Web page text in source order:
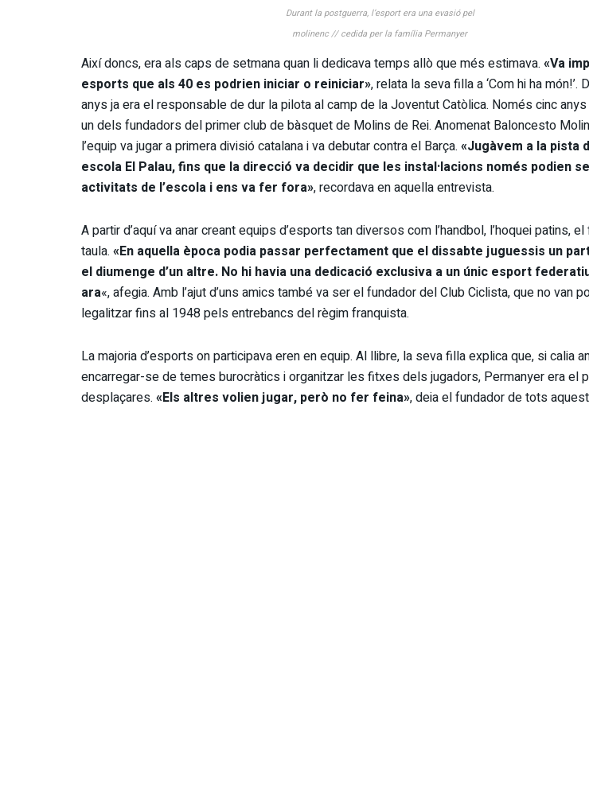
Durant la postguerra, l’esport era una evasió pel
molinenc // cedida per la família Permanyer
Així doncs, era als caps de setmana quan li dedicava temps allò que més estimava. «Va
esports que als 40 es podrien iniciar o reiniciar», relata la seva filla a ‘Com hi ha món!’.
anys ja era el responsable de dur la pilota al camp de la Joventut Catòlica. Només cinc
un dels fundadors del primer club de bàsquet de Molins de Rei. Anomenat Baloncesto
l’equip va jugar a primera divisió catalana i va debutar contra el Barça. «Jugàvem a la pista
escola El Palau, fins que la direcció va decidir que les instal·lacions només podien
activitats de l’escola i ens va fer fora», recordava en aquella entrevista.
A partir d’aquí va anar creant equips d’esports tan diversos com l’handbol, l’hoquei patins,
taula. «En aquella època podia passar perfectament que el dissabte juguessis un
el diumenge d’un altre. No hi havia una dedicació exclusiva a un únic esport
ara«, afegia. Amb l’ajut d’uns amics també va ser el fundador del Club Ciclista, que no van
legalitzar fins al 1948 pels entrebancs del règim franquista.
La majoria d’esports on participava eren en equip. Al llibre, la seva filla explica que, si calia
encarregar-se de temes burocràtics i organitzar les fitxes dels jugadors, Permanyer era el
desplaçares. «Els altres volien jugar, però no fer feina», deia el fundador de tots